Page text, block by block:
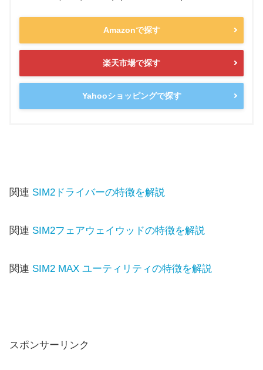
Amazonで探す
楽天市場で探す
Yahooショッピングで探す
関連 SIM2ドライバーの特徴を解説
関連 SIM2フェアウェイウッドの特徴を解説
関連 SIM2 MAX ユーティリティの特徴を解説
スポンサーリンク